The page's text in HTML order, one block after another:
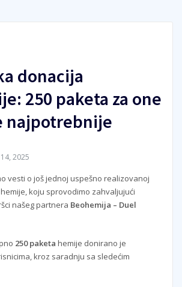
donacija
250 paketa za one
najpotrebnije
2025
vesti o još jednoj uspešno realizovanoj
koju sprovodimo zahvaljujući
našeg partnera Beohemija – Duel
250 paketa hemije donirano je
kroz saradnju sa sledećim